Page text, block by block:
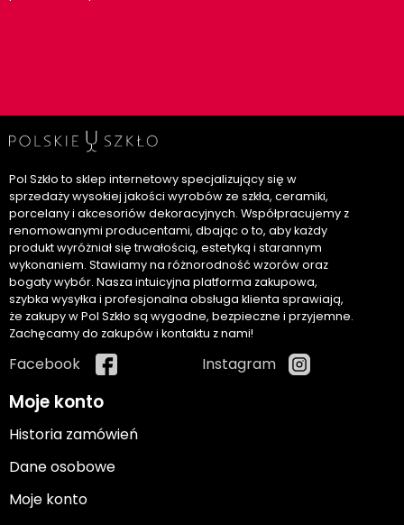
Pol Szkło to sklep internetowy specjalizujący się w
sprzedaży wysokiej jakości wyrobów ze szkła, ceramiki,
porcelany i akcesoriów dekoracyjnych. Współpracujemy z
renomowanymi producentami, dbając o to, aby każdy
produkt wyróżniał się trwałością, estetyką i starannym
wykonaniem. Stawiamy na różnorodność wzorów oraz
bogaty wybór. Nasza intuicyjna platforma zakupowa,
szybka wysyłka i profesjonalna obsługa klienta sprawiają,
że zakupy w Pol Szkło są wygodne, bezpieczne i przyjemne.
Zachęcamy do zakupów i kontaktu z nami!
Facebook Instagram
Moje konto
Historia zamówień
Dane osobowe
Moje konto